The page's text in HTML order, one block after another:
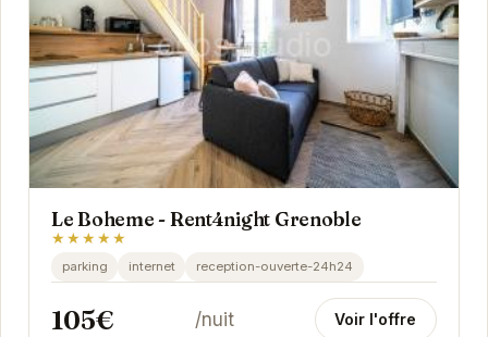
Le Boheme - Rent4night Grenoble
★★★★★
parking internet reception-ouverte-24h24
105€ /nuit Voir l'offre